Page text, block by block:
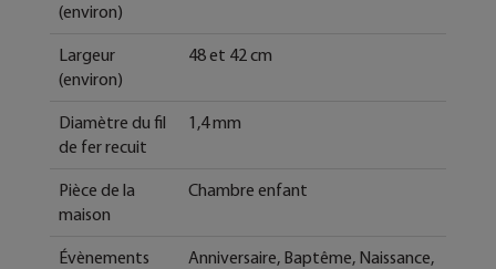
(environ)
Largeur
(environ)
48 et 42 cm
Diamètre du fil
de fer recuit
1,4 mm
Pièce de la
maison
Chambre enfant
Évènements
Anniversaire, Baptême, Naissance,